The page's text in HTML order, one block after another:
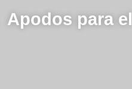
Apodos para